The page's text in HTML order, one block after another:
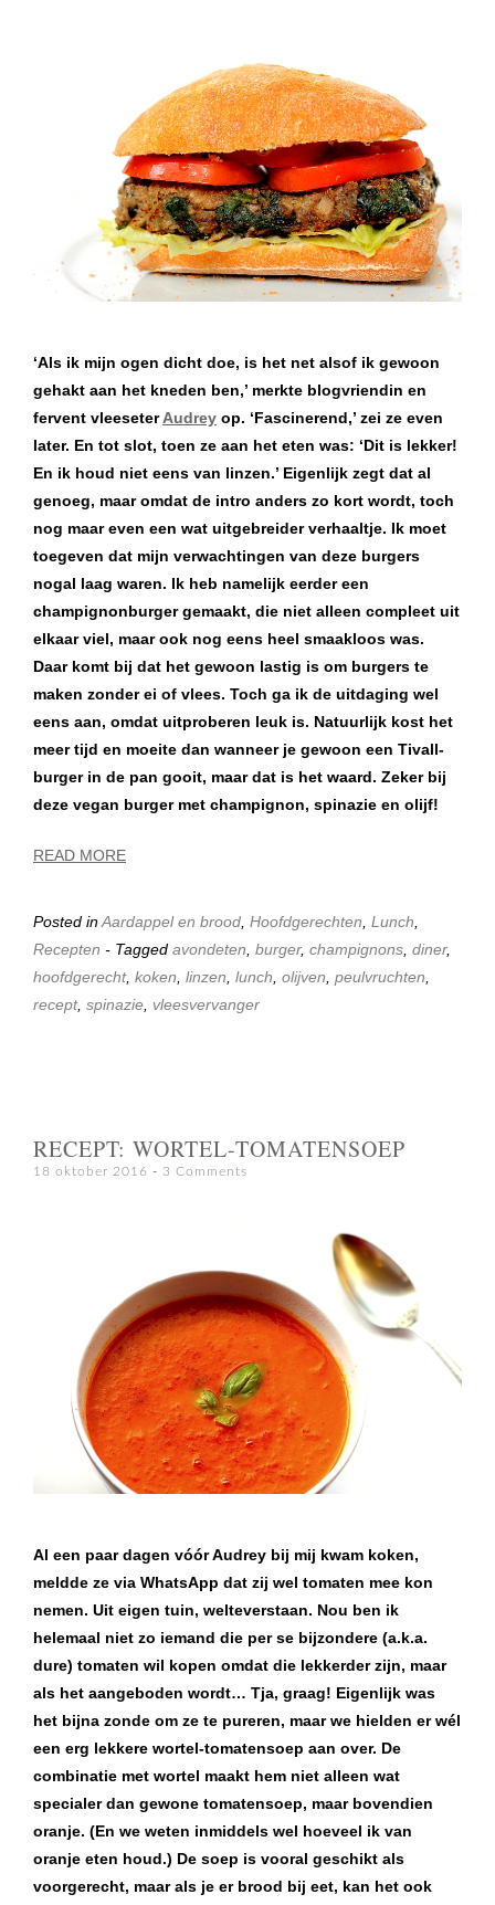
‘Als ik mijn ogen dicht doe, is het net alsof ik gewoon
gehakt aan het kneden ben,’ merkte blogvriendin en
fervent vleeseterAudrey op. ‘Fascinerend,’ zei ze even
later. En tot slot, toen ze aan het eten was: ‘Dit is lekker!
En ik houd niet eens van linzen.’ Eigenlijk zegt dat al
genoeg, maar omdat de intro anders zo kort wordt, toch
nog maar even een wat uitgebreider verhaaltje. Ik moet
toegeven dat mijn verwachtingen van deze burgers
nogal laag waren. Ik heb namelijk eerder een
champignonburger gemaakt, die niet alleen compleet uit
elkaar viel, maar ook nog eens heel smaakloos was.
Daar komt bij dat het gewoon lastig is om burgers te
maken zonder ei of vlees. Toch ga ik de uitdaging wel
eens aan, omdat uitproberen leuk is. Natuurlijk kost het
meer tijd en moeite dan wanneer je gewoon een Tivall-
burger in de pan gooit, maar dat is het waard. Zeker bij
deze vegan burger met champignon, spinazie en olijf!
READ MORE
Posted inAardappel en brood Hoofdgerechten Lunch
Recepten - Tagged avondeten burger, champignons diner,
hoofdgerecht, koken linzen lunch olijven peulvruchten
recept, spinazie vleesvervanger
RECEPT: WORTEL-TOMATENSOEP
18 oktober 2016 3 Comments
Al een paar dagen vóór Audrey bij mij kwam koken,
meldde ze via WhatsApp dat zij wel tomaten mee kon
nemen. Uit eigen tuin, welteverstaan. Nou ben ik
helemaal niet zo iemand die per se bijzondere (a.k.a.
dure) tomaten wil kopen omdat die lekkerder zijn, maar
als het aangeboden wordt… Tja, graag! Eigenlijk was
het bijna zonde om ze te pureren, maar we hielden er wél
een erg lekkere wortel-tomatensoep aan over. De
combinatie met wortel maakt hem niet alleen wat
specialer dan gewone tomatensoep, maar bovendien
oranje. (En we weten inmiddels wel hoeveel ik van
oranje eten houd.) De soep is vooral geschikt als
voorgerecht, maar als je er brood bij eet, kan het ook